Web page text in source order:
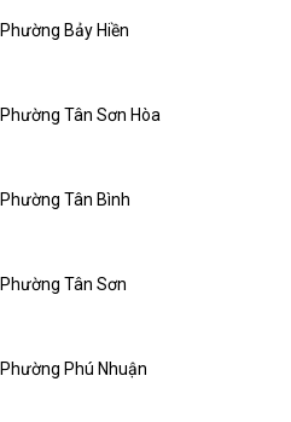
Bảy Hiền
Tân Sơn Hòa
Tân Bình
Tân Sơn
Phú Nhuận